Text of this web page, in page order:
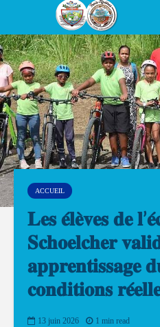
ACCUEIL
𝐋𝐞𝐬 𝐞́𝐥𝐞̀𝐯𝐞𝐬 𝐝𝐞
𝐒𝐜𝐡𝐨𝐞𝐥𝐜𝐡𝐞𝐫
𝐚𝐩𝐩𝐫𝐞𝐧𝐭𝐢𝐬𝐬𝐚𝐠𝐞
𝐜𝐨𝐧𝐝𝐢𝐭𝐢𝐨𝐧𝐬
13 juin 2026 1 min read